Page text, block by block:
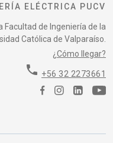
ELÉCTRICA PUCV
Facultad de Ingeniería de la
Católica de Valparaíso.
¿Cómo llegar?
phone +56 32 2273661